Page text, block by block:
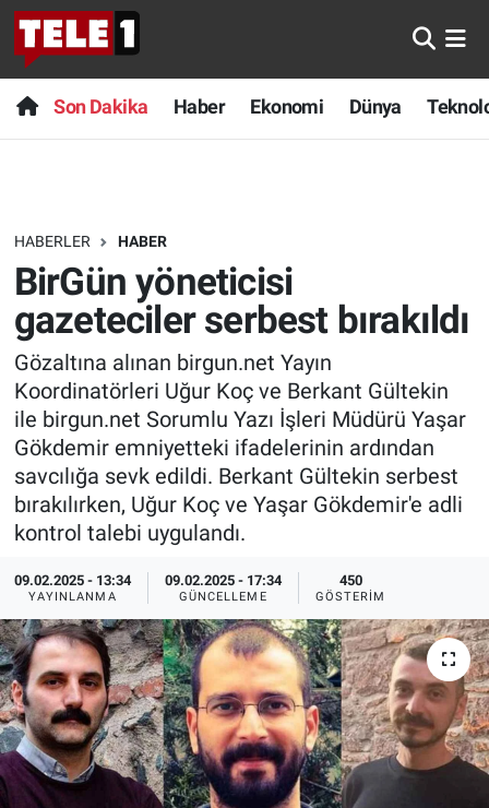
Son Dakika Haber Ekonomi Dünya
HABERLER HABER
BirGün yöneticisi
gazeteciler serbest bırakıldı
Gözaltına alınan birgun.net Yayın
Koordinatörleri Uğur Koç ve Berkant Gültekin
ile birgun.net Sorumlu Yazı İşleri Müdürü Yaşar
Gökdemir emniyetteki ifadelerinin ardından
savcılığa sevk edildi. Berkant Gültekin serbest
bırakılırken, Uğur Koç ve Yaşar Gökdemir'e adli
kontrol talebi uygulandı.
09.02.2025 - 13:34
YAYINLANMA
09.02.2025 - 17:34
GÜNCELLEME
450
GÖSTERIM
Anında Manşet
Başka Sohbetler
Bilim turu
Bilim ve Teknoloji Evreni
Doğa Konuşuyor
Dünya
Ege Saati
Ege'den Esintiler
Eğitim
Eğlence
Ekonomi
Forum
Son Dakika
Haber
Dünya
Teknoloji
Sağlık
Spor
Yayın Akışı
İletişim
Nöbetçi Eczaneler
Hava Durumu
Trafik Durumu
Süper Lig Puan Durumu ve Fikstür
Tüm Manşetler
Son Dakika Haberleri
Haber Arşivi